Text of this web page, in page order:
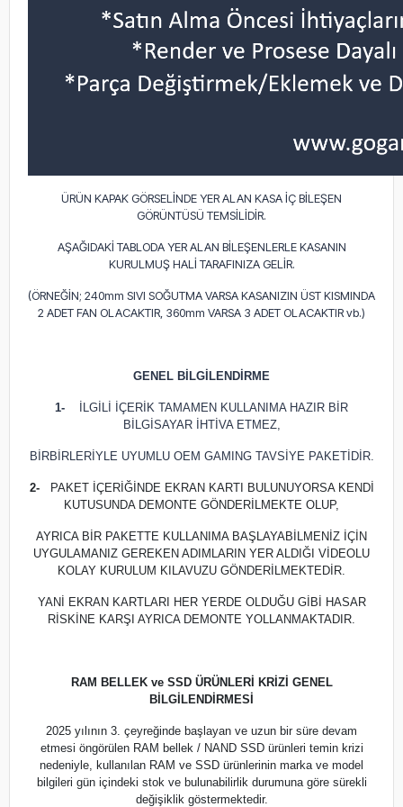
ÜRÜN KAPAK GÖRSELİNDE YER ALAN KASA İÇ BİLEŞEN
GÖRÜNTÜSÜ TEMSİLİDİR.
AŞAĞIDAKİ TABLODA YER ALAN BİLEŞENLERLE KASANIN
KURULMUŞ HALİ TARAFINIZA GELİR.
(ÖRNEĞİN; 240mm SIVI SOĞUTMA VARSA KASANIZIN ÜST KISMINDA
2 ADET FAN OLACAKTIR, 360mm VARSA 3 ADET OLACAKTIR vb.)
GENEL BİLGİLENDİRME
1-
İLGİLİ İÇERİK TAMAMEN KULLANIMA HAZIR BİR
BİLGİSAYAR İHTİVA ETMEZ,
BİRBİRLERİYLE UYUMLU OEM GAMING TAVSİYE PAKETİDİR.
2-
PAKET İÇERİĞİNDE EKRAN KARTI BULUNUYORSA KENDİ
KUTUSUNDA DEMONTE GÖNDERİLMEKTE OLUP,
AYRICA BİR PAKETTE KULLANIMA BAŞLAYABİLMENİZ İÇİN
UYGULAMANIZ GEREKEN ADIMLARIN YER ALDIĞI VİDEOLU
KOLAY KURULUM KILAVUZU GÖNDERİLMEKTEDİR.
YANİ EKRAN KARTLARI HER YERDE OLDUĞU GİBİ HASAR
RİSKİNE KARŞI AYRICA DEMONTE YOLLANMAKTADIR.
RAM BELLEK ve SSD ÜRÜNLERİ KRİZİ GENEL
BİLGİLENDİRMESİ
2025 yılının 3. çeyreğinde başlayan ve uzun bir süre devam
etmesi öngörülen RAM bellek / NAND SSD ürünleri temin krizi
nedeniyle, kullanılan RAM ve SSD ürünlerinin marka ve model
bilgileri gün içindeki stok ve bulunabilirlik durumuna göre sürekli
değişiklik göstermektedir.